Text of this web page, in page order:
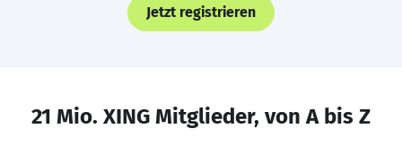
Jetzt registrieren
21 Mio. XING Mitglieder, von A bis Z